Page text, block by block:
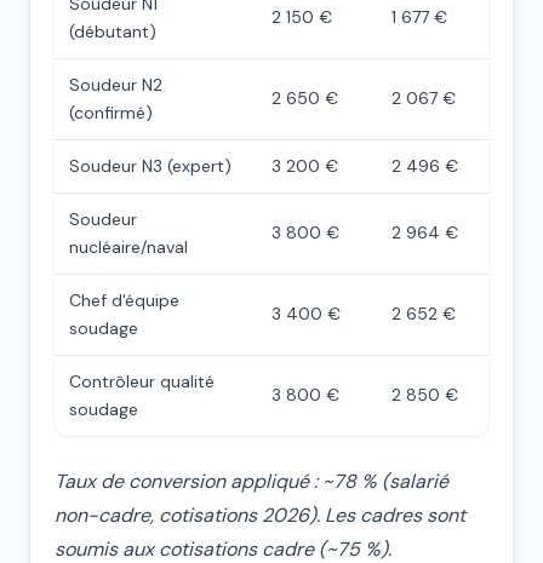
(débutant)
2 150 € 1 677 €
Soudeur N2
(confirmé)
2 650 € 2 067 €
Soudeur N3 (expert) 3 200 € 2 496 €
Soudeur
nucléaire/naval
3 800 € 2 964 €
Chef d'équipe
soudage
3 400 € 2 652 €
Contrôleur qualité
soudage
3 800 € 2 850 €
Taux de conversion appliqué : ~78 % (salarié
non-cadre, cotisations 2026). Les cadres sont
soumis aux cotisations cadre (~75 %).